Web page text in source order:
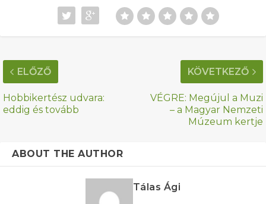
ELŐZŐ
Hobbikertész udvara:
eddig és tovább
KÖVETKEZŐ
VÉGRE: Megújul a Muzi
– a Magyar Nemzeti
Múzeum kertje
ABOUT THE AUTHOR
Tálas Ági